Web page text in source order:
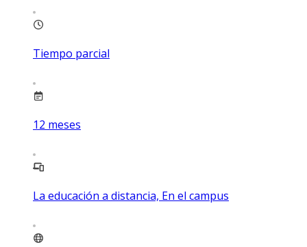
Tiempo parcial
12 meses
La educación a distancia, En el campus